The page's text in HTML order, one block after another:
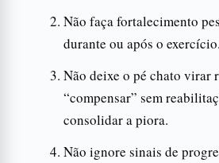
Não faça fortalecimento
durante ou após o exercício.
Não deixe o pé chato virar
“compensar” sem
consolidar a piora.
Não ignore sinais de